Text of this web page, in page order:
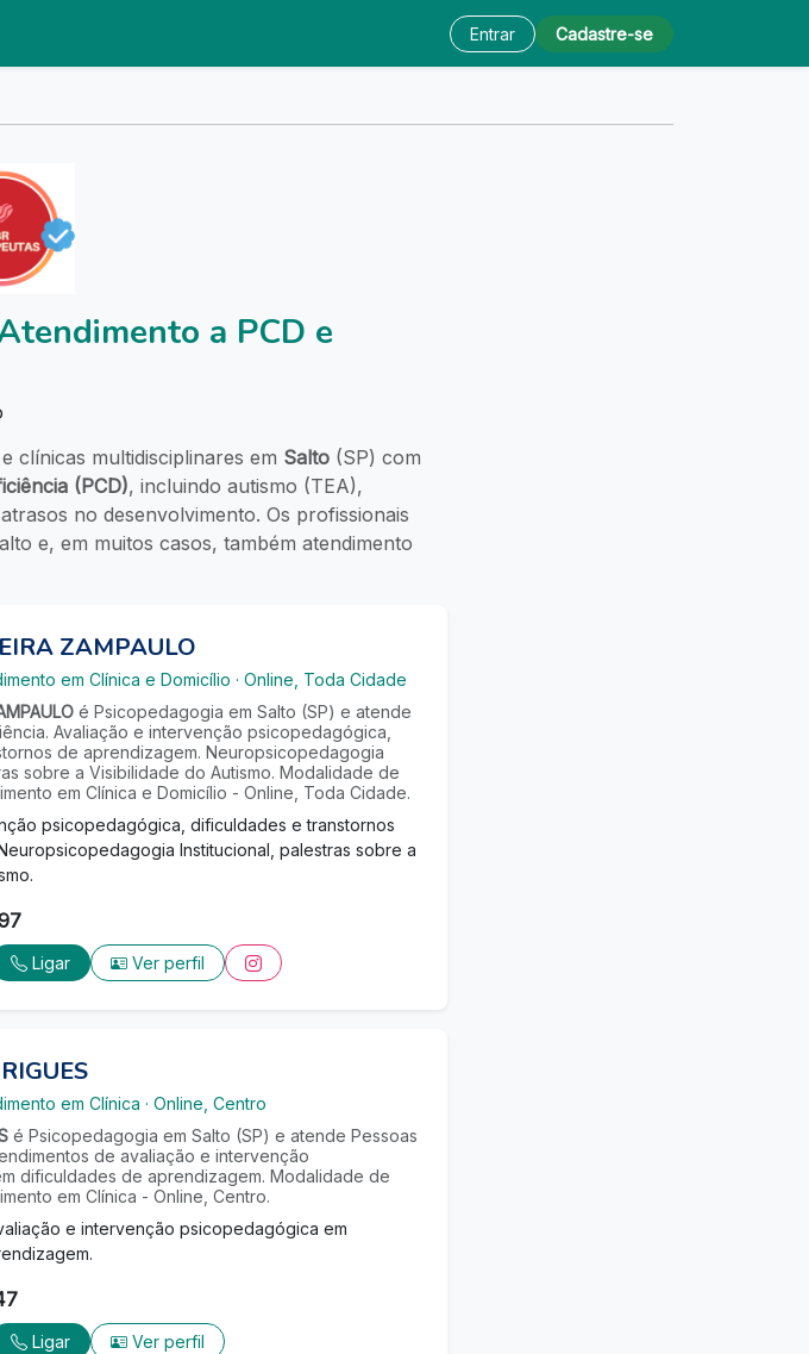
Entrar Cadastre-se
a PCD e
clínicas multidisciplinares em Salto (SP) com
(PCD), incluindo autismo (TEA),
no desenvolvimento. Os profissionais
e, em muitos casos, também atendimento
ZAMPAULO
em Clínica e Domicílio · Online, Toda Cidade
é Psicopedagogia em Salto (SP) e atende
Avaliação e intervenção psicopedagógica,
de aprendizagem. Neuropsicopedagogia
sobre a Visibilidade do Autismo. Modalidade de
em Clínica e Domicílio - Online, Toda Cidade.
psicopedagógica, dificuldades e transtornos
Institucional, palestras sobre a
Ligar Ver perfil
em Clínica · Online, Centro
é Psicopedagogia em Salto (SP) e atende Pessoas
de avaliação e intervenção
dificuldades de aprendizagem. Modalidade de
em Clínica - Online, Centro.
e intervenção psicopedagógica em
Ligar Ver perfil